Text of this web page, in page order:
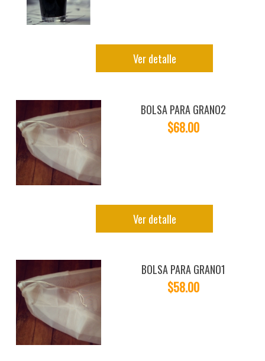
Ver detalle
BOLSA PARA GRANO2
$68.00
Ver detalle
BOLSA PARA GRANO1
$58.00